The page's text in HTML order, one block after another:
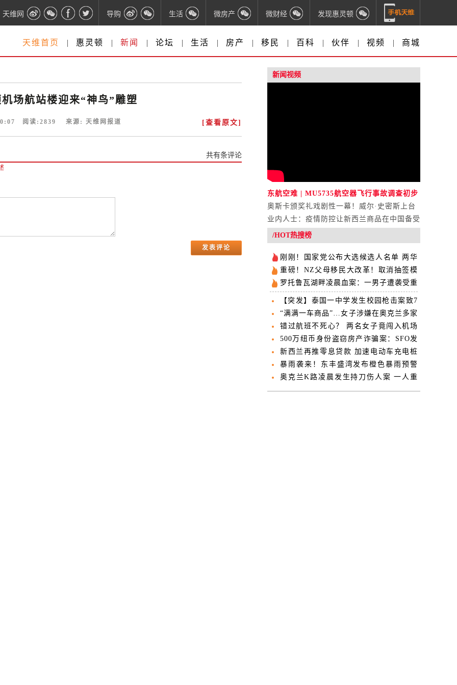
天维网 导购 生活 微房产 微财经 发现惠灵顿
天维首页 | 惠灵顿 | 新闻 | 论坛 | 生活 | 房产 | 移民 | 百科 | 伙伴 | 视频 | 商城
场航站楼迎来“神鸟”雕塑
阅读: 2839 来源: 天维网报道 [查看原文]
共有条评论
新闻视频
东航空难 | MU5735航空器飞行事故调查初步
报告公布
奥斯卡颁奖礼戏剧性一幕！威尔·史密斯上台
打人
业内人士：疫情防控让新西兰商品在中国备受
欢迎
/HOT热搜榜
刚刚！国家党公布大选候选人名单 两华
人议员排名上升
重磅！NZ父母移民大改革！取消抽签模
式，改“先来后到”！两年不用重新递交！
利好这些华人家庭！
罗托鲁瓦湖畔凌晨血案：一男子遭袭受重
伤 疑凶落网
【突发】泰国一中学发生校园枪击案致7
人死亡
“满满一车商品”…女子涉嫌在奥克兰多家
超市频繁盗窃被捕
错过航班不死心？ 两名女子竟闯入机场
停机坪追飞机
500万纽币身份盗窃房产诈骗案：SFO发
布照片征集三人线索
新西兰再推零息贷款 加速电动车充电桩
布局
暴雨袭来！东丰盛湾发布橙色暴雨预警
北岛多地迎降雨天气
奥克兰K路凌晨发生持刀伤人案 一人重
伤送医两人被捕